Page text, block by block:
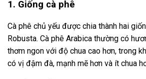
1. Giống cà phê
Cà phê chủ yếu được chia thành hai
Robusta. Cà phê Arabica thường có
thơm ngon với độ chua cao hơn, trong
có vị đậm đà, mạnh mẽ hơn và ít chua